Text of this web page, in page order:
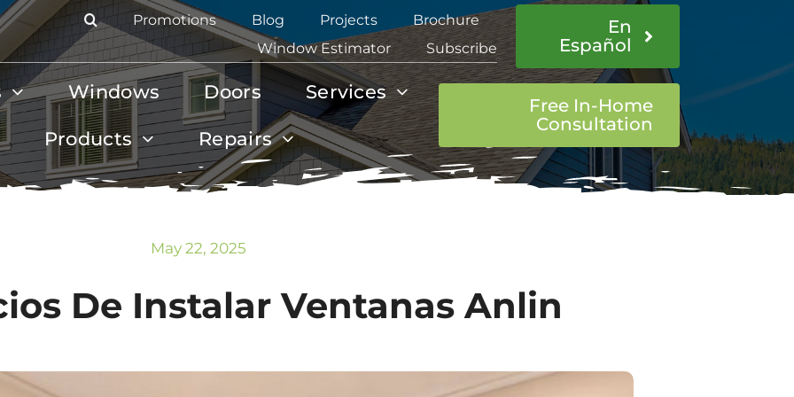
Promotions Blog Projects
Brochure
Window Estimator
Subscribe
En
Español
Windows Doors Services
Products Repairs
Free In-Home
Consultation
May 22, 2025
De Instalar Ventanas Anlin